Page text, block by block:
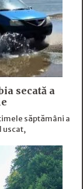
secată a
săptămâni a
uscat,